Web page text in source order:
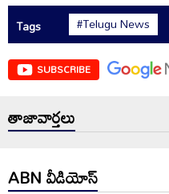
Tags
#Telugu News
SUBSCRIBE
తాజావార్తలు
ABN వీడియోస్